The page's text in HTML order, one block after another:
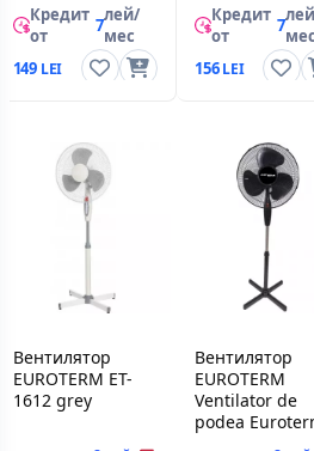
Кредит
от
7лей/
мес
149
Кредит
от
7мес
156
Вентилятор
EUROTERM ET-
1612 grey
Вентилятор
EUROTERM
Ventilator de
podea